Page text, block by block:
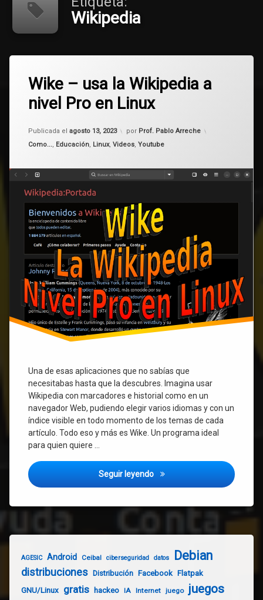
Wikipedia
Wike – usa la Wikipedia a
nivel Pro en Linux
Publicada el agosto 13, 2023
Actualizado el agosto 13, 2023
por Prof. Pablo Arreche
Categorías:
Como..., Educación, Linux, Videos, Youtube
Una de esas aplicaciones que no sabías que
necesitabas hasta que la descubres. Imagina usar
Wikipedia con marcadores e historial como en un
navegador Web, pudiendo elegir varios idiomas y con un
índice visible en todo momento de los temas de cada
artículo. Todo eso y más es Wike. Un programa ideal
para quien quiere …
Seguir leyendo Wike – usa la Wikipedia a
aplicación
Internet
Linux
wiki
Wikipedia
un
comentario
en
Wike
usa
la
nivel
en
Linux
AGESIC Android Ceibal ciberseguridad datos Debian
distribuciones Distribución Facebook Flatpak
GNU/Linux gratis hackeo IA Internet juego juegos